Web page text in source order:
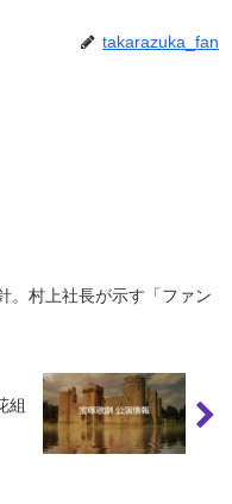
takarazuka_fan
。村上社長が示す「ファン
組